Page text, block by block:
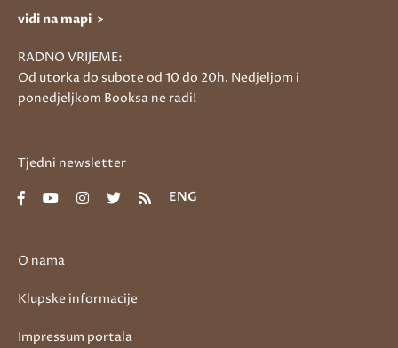
O nama
Klupske informacije
Impressum portala
vidi na mapi >
RADNO VRIJEME:
Od utorka do subote od 10 do 20h. Nedjeljom i
ponedjeljkom Booksa ne radi!
Tjedni newsletter
ENG